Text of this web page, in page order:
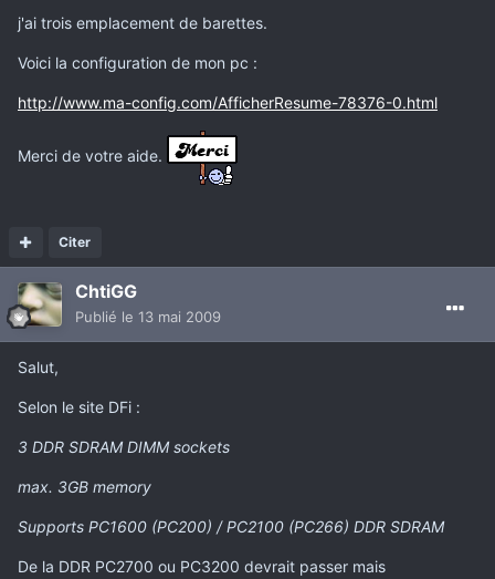
j'ai trois emplacement de barettes.
Voici la configuration de mon pc :
http://www.ma-config.com/AfficherResume-78376-0.html
Merci de votre aide.
Citer
ChtiGG
Publié le 13 mai 2009
Salut,
Selon le site DFi :
3 DDR SDRAM DIMM sockets
max. 3GB memory
Supports PC1600 (PC200) / PC2100 (PC266) DDR SDRAM
De la DDR PC2700 ou PC3200 devrait passer mais